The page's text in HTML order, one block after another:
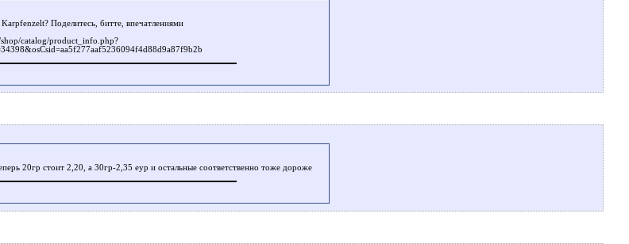
Поделитесь, битте, впечатлениями
catalog/product_info.php?
20гр стоит 2,20, а 30гр-2,35 еур и остальные соответственно тоже дороже